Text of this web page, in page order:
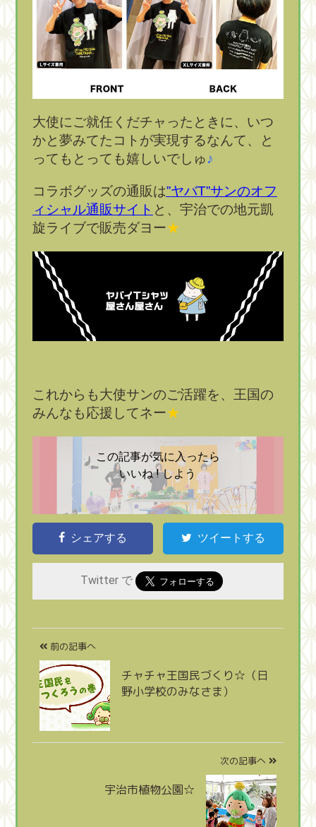
大使にご就任くだチャったときに、いつ
かと夢みてたコトが実現するなんて、と
ってもとっても嬉しいでしゅ♪
コラボグッズの通販は”ヤバT”サンのオフ
ィシャル通販サイト と、宇治での地元凱
旋ライブで販売ダヨー★
これからも大使サンのご活躍を、王国の
みんなも応援してネー★
この記事が気に入ったら
いいね ! しよう
シェアする ツイートする
Twitter で
前の記事へ
チャチャ王国民づくり☆（日
野小学校のみなさま）
次の記事へ
宇治市植物公園☆